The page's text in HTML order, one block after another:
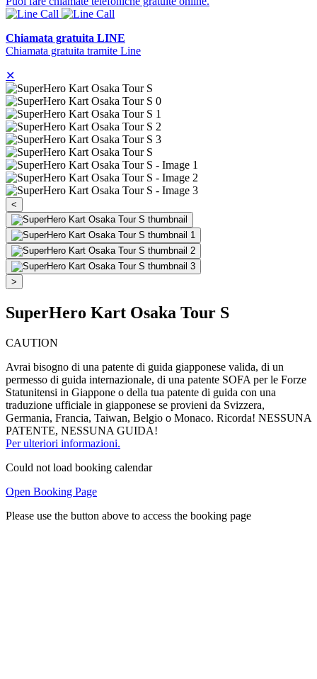
Chiamata gratuita LINE
Chiamata gratuita tramite Line
✕
<
>
SuperHero Kart Osaka Tour S
CAUTION
Avrai bisogno di una patente di guida giapponese valida, di un
permesso di guida internazionale, di una patente SOFA per le Forze
Statunitensi in Giappone o della tua patente di guida con una
traduzione ufficiale in giapponese se provieni da Svizzera,
Germania, Francia, Taiwan, Belgio o Monaco. Ricorda! NESSUNA
PATENTE, NESSUNA GUIDA!
Per ulteriori informazioni.
Could not load booking calendar
Open Booking Page
Please use the button above to access the booking page